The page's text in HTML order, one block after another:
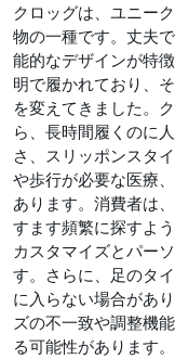
クロッグは、ユニー
物の一種です。丈夫
能的なデザインが特
明で履かれており、
を変えてきました。
ら、長時間履くのに
さ、スリッポンスタ
や歩行が必要な医療
あります。消費者は
すます頻繁に探すよ
カスタマイズとパー
す。さらに、足のタ
に入らない場合があ
ズの不一致や調整機
る可能性があ